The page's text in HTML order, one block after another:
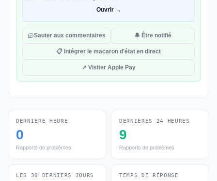
Ouvrir →
Sauter aux commentaires 🔔 Être notifié
📋 Intégrer le macaron d'état en direct
↗ Visiter Apple Pay
DERNIÈRE HEURE
0
Rapports de problèmes
DERNIÈRES 24 HEURES
9
Rapports de problèmes
LES 30 DERNIERS JOURS TEMPS DE RÉPONSE